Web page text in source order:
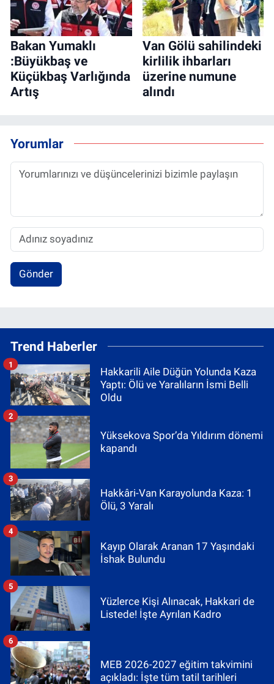
Bakan Yumaklı
:Büyükbaş ve
Küçükbaş Varlığında
Artış
Van Gölü sahilindeki
kirlilik ihbarları
üzerine numune
alındı
Yorumlar
Gönder
Trend Haberler
Hakkarili Aile Düğün Yolunda Kaza
Yaptı: Ölü ve Yaralıların İsmi Belli
Oldu
1
Yüksekova Spor’da Yıldırım dönemi
kapandı
2
Hakkâri-Van Karayolunda Kaza: 1
Ölü, 3 Yaralı
3
Kayıp Olarak Aranan 17 Yaşındaki
İshak Bulundu
4
Yüzlerce Kişi Alınacak, Hakkari de
Listede! İşte Ayrılan Kadro
5
MEB 2026-2027 eğitim takvimini
açıkladı: İşte tüm tatil tarihleri
6